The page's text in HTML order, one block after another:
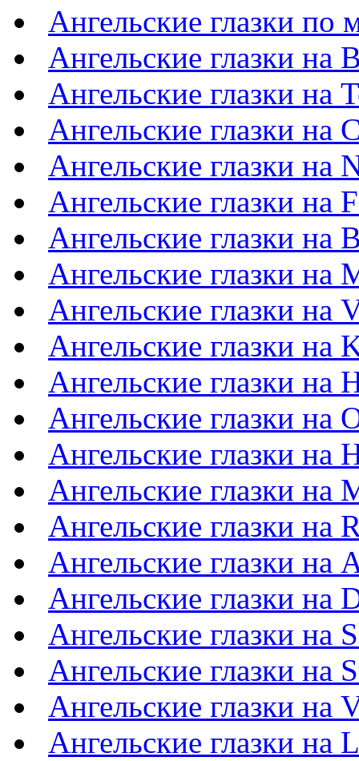
Ангельские глазки по
Ангельские глазки на
Ангельские глазки на
Ангельские глазки на
Ангельские глазки на
Ангельские глазки на
Ангельские глазки на
Ангельские глазки на
Ангельские глазки на
Ангельские глазки на
Ангельские глазки на
Ангельские глазки на
Ангельские глазки на
Ангельские глазки на
Ангельские глазки на
Ангельские глазки на
Ангельские глазки на
Ангельские глазки на
Ангельские глазки на
Ангельские глазки на
Ангельские глазки на